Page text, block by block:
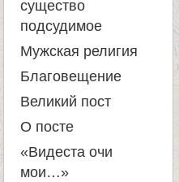
существо
подсудимое
Мужская религия
Благовещение
Великий пост
О посте
«Видеста очи
мои…»